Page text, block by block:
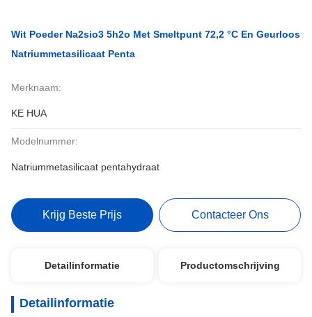
Wit Poeder Na2sio3 5h2o Met Smeltpunt 72,2 °C En Geurloos
Natriummetasilicaat Penta
Merknaam:
KE HUA
Modelnummer:
Natriummetasilicaat pentahydraat
Krijg Beste Prijs Contacteer Ons
Detailinformatie Productomschrijving
Detailinformatie